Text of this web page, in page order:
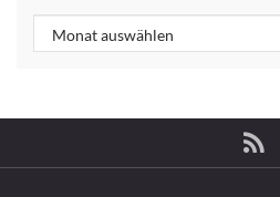
Archiv